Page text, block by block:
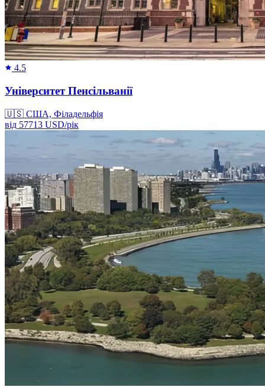
4.5
Університет Пенсільванії
🇺🇸 США, Філадельфія
від 57713 USD/рік